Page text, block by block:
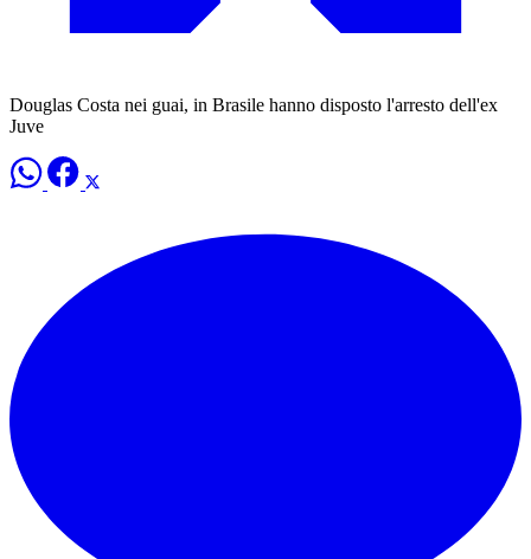
Douglas Costa nei guai, in Brasile hanno disposto l'arresto dell'ex
Juve